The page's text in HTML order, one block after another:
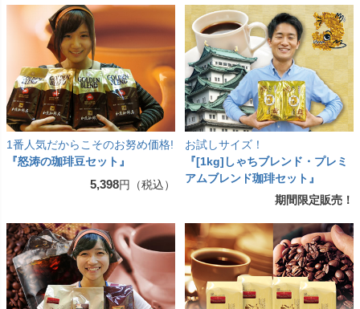
1番人気だからこそのお努め価格!
『怒涛の珈琲豆セット』
5,398円（税込）
お試しサイズ！
『[1kg]しゃちブレンド・プレミ
アムブレンド珈琲セット』
期間限定販売！